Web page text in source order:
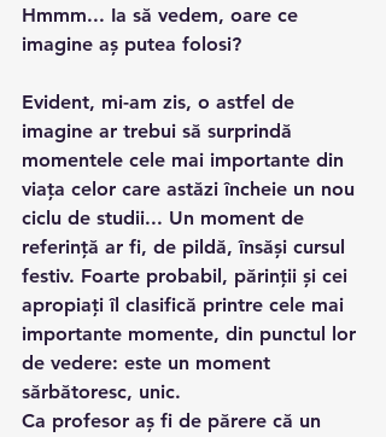
Hmmm... Ia să vedem, oare ce
imagine aș putea folosi?
Evident, mi-am zis, o astfel de
imagine ar trebui să surprindă
momentele cele mai importante din
viața celor care astăzi încheie un nou
ciclu de studii... Un moment de
referință ar fi, de pildă, însăși cursul
festiv. Foarte probabil, părinții și cei
apropiați îl clasifică printre cele mai
importante momente, din punctul lor
de vedere: este un moment
sărbătoresc, unic.
Ca profesor aș fi de părere că un